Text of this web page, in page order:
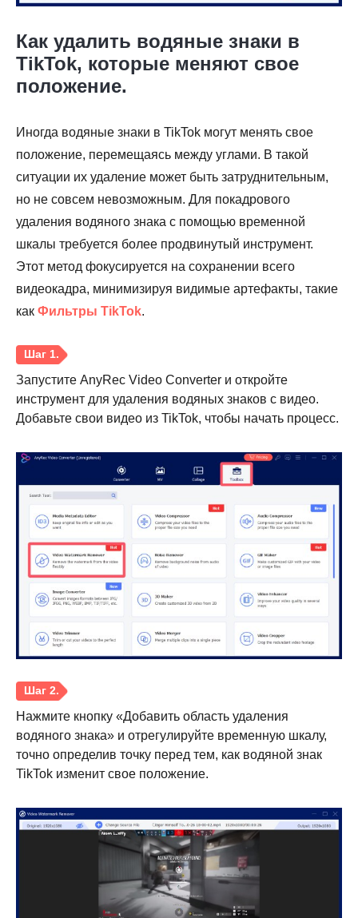
Шаг 3.
Шаг 4.
Как удалить водяные знаки в
TikTok, которые меняют свое
положение.
Иногда водяные знаки в TikTok могут менять свое
положение, перемещаясь между углами. В такой
ситуации их удаление может быть затруднительным,
но не совсем невозможным. Для покадрового
удаления водяного знака с помощью временной
шкалы требуется более продвинутый инструмент.
Этот метод фокусируется на сохранении всего
видеокадра, минимизируя видимые артефакты, такие
как Фильтры TikTok.
Запустите AnyRec Video Converter и откройте
инструмент для удаления водяных знаков с видео.
Добавьте свои видео из TikTok, чтобы начать процесс.
Нажмите кнопку «Добавить область удаления
водяного знака» и отрегулируйте временную шкалу,
точно определив точку перед тем, как водяной знак
TikTok изменит свое положение.